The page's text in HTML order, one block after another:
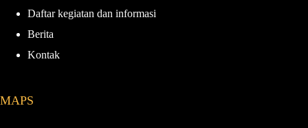
Daftar kegiatan dan informasi
Berita
Kontak
MAPS